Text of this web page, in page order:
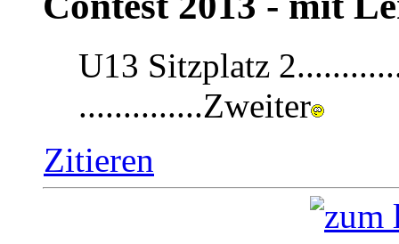
U13 Sitzplatz
..............Zweiter
Zitieren